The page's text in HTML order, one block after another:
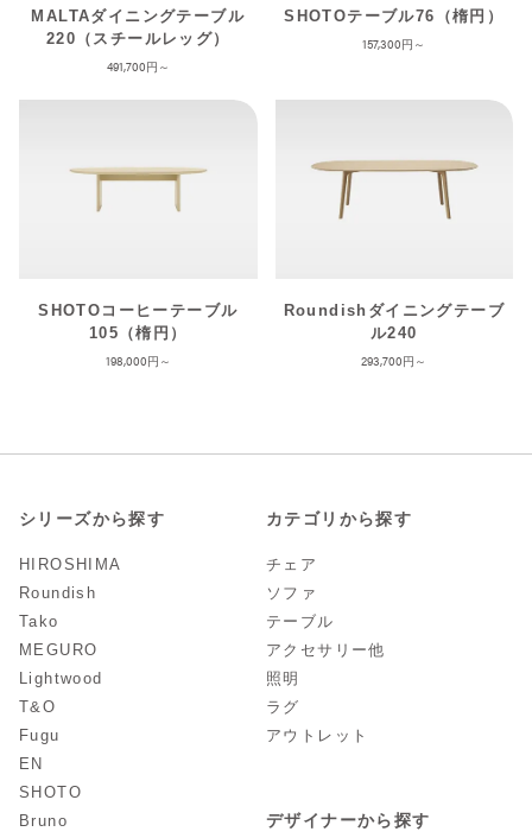
MALTAダイニングテーブル
220（スチールレッグ）
491,700
SHOTOテーブル76（楕円）
157,300
SHOTOコーヒーテーブル
105（楕円）
198,000
Roundishダイニングテーブ
ル240
293,700
シリーズから探す
HIROSHIMA
Roundish
Tako
MEGURO
Lightwood
T&O
Fugu
EN
SHOTO
Bruno
カテゴリから探す
チェア
ソファ
テーブル
アクセサリー他
照明
ラグ
アウトレット
デザイナーから探す